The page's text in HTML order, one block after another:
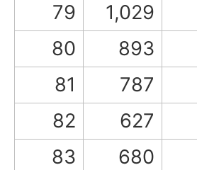
79
1,029
80
893
81
787
82
627
83
680